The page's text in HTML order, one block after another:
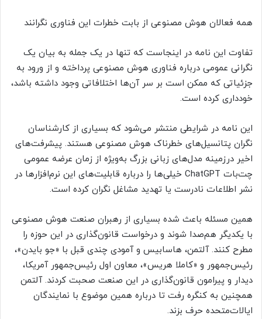
همه فعالان هوش مصنوعی از بابت خطرات این فناوری نگرانند
تفاوت این نامه در اینجاست که تنها در یک جمله به بیان یک
نگرانی عمومی درباره فناوری هوش مصنوعی پرداخته و از ورود به
جزئیاتی که ممکن است بر سر آن‌ها اختلافاتی وجود داشته باشد،
خودداری کرده است.
این نامه در شرایطی منتشر می‌شود که بسیاری از کارشناسان
نگران پتانسیل‌های خطرناک هوش مصنوعی هستند. پیشرفت‌های
اخیر در‌زمینه مدل‌های زبانی بزرگ به‌ویژه از زمان عرضه عمومی
چت‌بات ChatGPT خیلی‌ها را درباره قابلیت‌های این نرم‌افزارها در
نشر اطلاعات نادرست یا تهدید مشاغل نگران کرده است.
همین مسئله باعث شده بسیاری از رهبران صنعت هوش مصنوعی
با یکدیگر هم‌صدا شوند و درخواست قانون‌گذاری در این حوزه را
مطرح کنند. آلتمن، هاسابیس و آمودی چندی قبل با «جو بایدن»،
رئیس‌جمهور و «کاملا هریس»، معاون اول رئیس‌جمهور آمریکا،
دیدار و پیرامون قانون‌گذاری در این صنعت صحبت کردند. آلتمن
همچنین به کنگره رفت تا درباره همین موضوع با نمایندگان
ایالات‌متحده حرف بزند.